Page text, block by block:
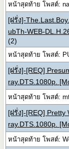
หน้าสุดท้าย โพสต์:
[ฝรั่ง]-
ubTh-WEB-
(2)
หน้าสุดท้าย โพสต์:
[ฝรั่ง]-[REQ]
ray.DTS.1080p.
หน้าสุดท้าย โพสต์:
[ฝรั่ง]-[REQ]
ray.DTS.1080p.
หน้าสุดท้าย โพสต์: